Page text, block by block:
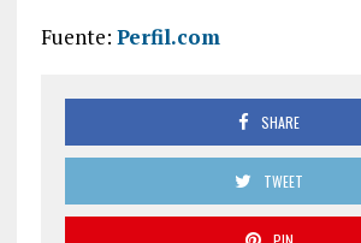
Fuente: Perfil.com
SHARE
TWEET